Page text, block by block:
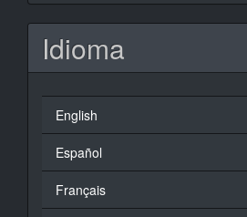
Idioma
English
Español
Français